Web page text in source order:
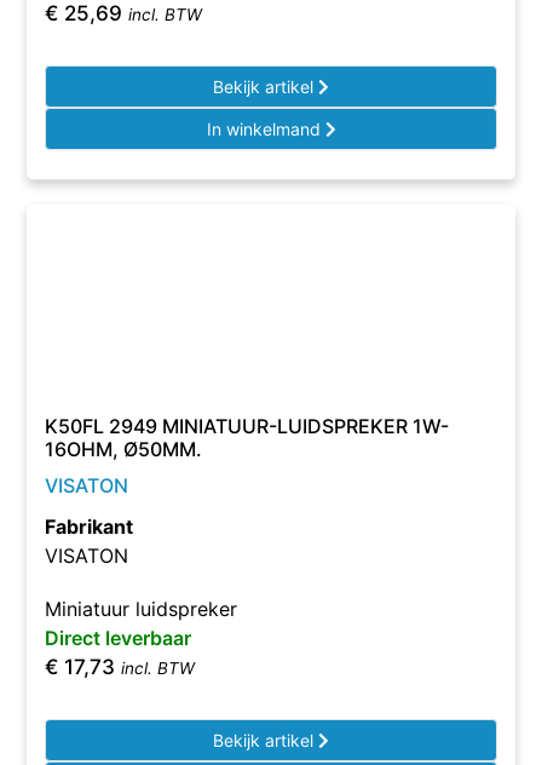
€ 25,69 incl. BTW
Bekijk artikel
In winkelmand
K50FL 2949 MINIATUUR-LUIDSPREKER 1W-
16OHM, Ø50MM.
VISATON
Fabrikant
VISATON
Miniatuur luidspreker
Direct leverbaar
€ 17,73 incl. BTW
Bekijk artikel